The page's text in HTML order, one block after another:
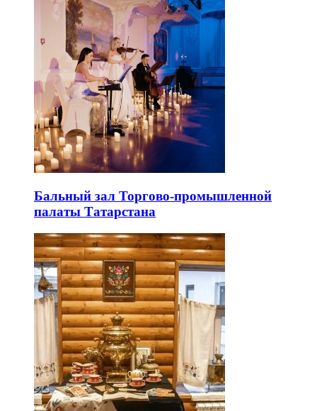
Бальный зал Торгово-промышленной
палаты Татарстана